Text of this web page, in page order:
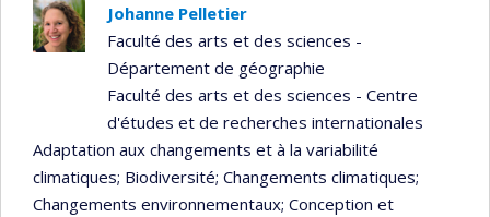
Johanne Pelletier
Faculté des arts et des sciences -
Département de géographie
Faculté des arts et des sciences - Centre
d'études et de recherches internationales
Adaptation aux changements et à la variabilité
climatiques; Biodiversité; Changements climatiques;
Changements environnementaux; Conception et